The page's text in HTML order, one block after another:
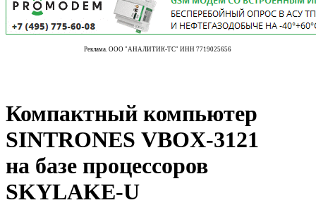
Реклама. ООО "АНАЛИТИК-ТС" ИНН 7719025656
Компактный компьютер
SINTRONES VBOX-3121
на базе процессоров
SKYLAKE-U